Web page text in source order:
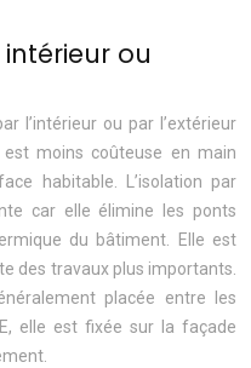
ou
l’intérieur ou par l’extérieur
est moins coûteuse en main
habitable. L’isolation par
car elle élimine les ponts
du bâtiment. Elle est
des travaux plus importants.
placée entre les
elle est fixée sur la façade